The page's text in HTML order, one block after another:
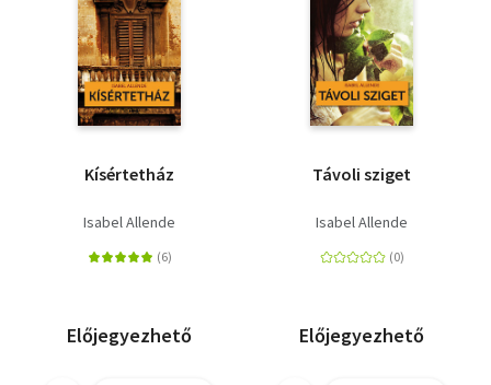
Kísértetház
Isabel Allende
Előjegyezhető
Távoli sziget
Isabel Allende
Előjegyezhető